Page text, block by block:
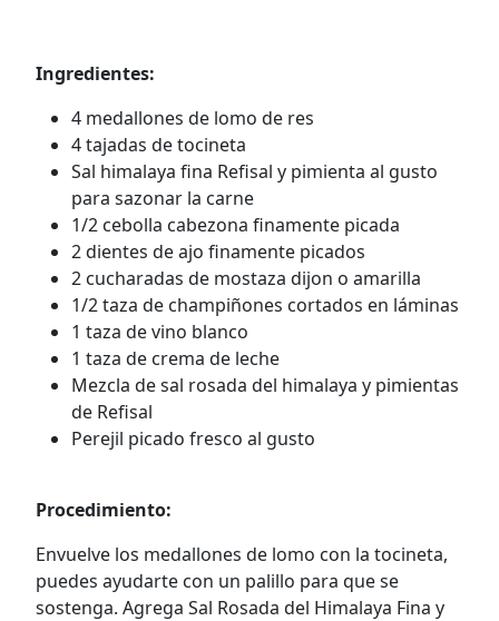
Ingredientes:
4 medallones de lomo de res
4 tajadas de tocineta
Sal himalaya fina Refisal y pimienta al gusto
para sazonar la carne
1/2 cebolla cabezona finamente picada
2 dientes de ajo finamente picados
2 cucharadas de mostaza dijon o amarilla
1/2 taza de champiñones cortados en láminas
1 taza de vino blanco
1 taza de crema de leche
Mezcla de sal rosada del himalaya y pimientas
de Refisal
Perejil picado fresco al gusto
Procedimiento:
Envuelve los medallones de lomo con la tocineta,
puedes ayudarte con un palillo para que se
sostenga. Agrega Sal Rosada del Himalaya Fina y